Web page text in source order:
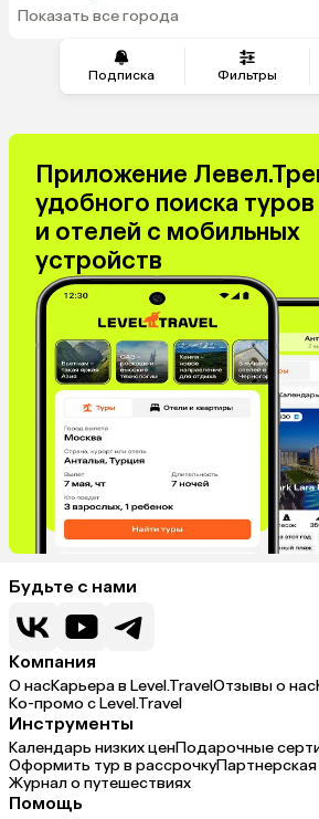
Подписка Фильтры
Показать все города
Приложение
удобного поиска туров
и отелей с мобильных
устройств
Будьте с нами
Компания
О насКарьера в Level.TravelОтзывы о нас
Ко-промо с Level.Travel
Инструменты
Календарь низких ценПодарочные
Оформить тур в рассрочку
Журнал о путешествиях
Помощь